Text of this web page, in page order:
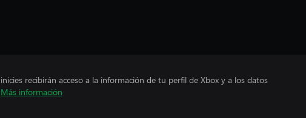
recibirán acceso a la información de tu perfil de Xbox y a los datos
Más información